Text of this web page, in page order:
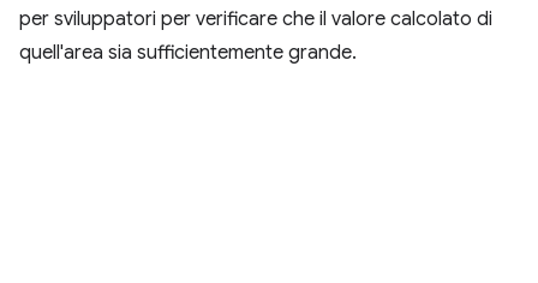
per sviluppatori per verificare che il valore calcolato di
quell'area sia sufficientemente grande.